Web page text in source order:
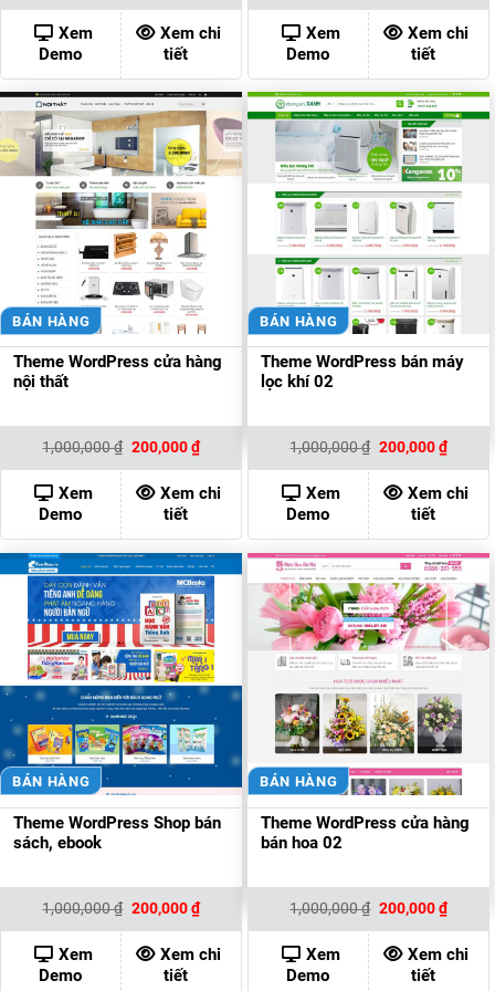
là:
1,000,000 ₫.
tại
là:
200,000 ₫.
Xem
Demo
Xem chi
tiết
là:
1,000,000 ₫.
tại
là:
Xem
Demo
Xem chi
tiết
BÁN HÀNG
Theme WordPress cửa hàng
nội thất
1,000,000₫ Giá
là:
1,000,000 ₫.
200,000₫Giá
hiện
tại
là:
200,000 ₫.
Xem
Demo
Xem chi
tiết
BÁN HÀNG
Theme WordPress bán máy
lọc khí 02
1,000,000₫ Giá
là:
1,000,000 ₫.
200,000₫Giá
hiện
tại
là:
Xem
Demo
Xem chi
tiết
BÁN HÀNG
Theme WordPress Shop bán
sách, ebook
1,000,000₫ Giá
là:
1,000,000 ₫.
200,000₫Giá
hiện
tại
là:
200,000 ₫.
Xem
Demo
Xem chi
tiết
BÁN HÀNG
Theme WordPress cửa hàng
bán hoa 02
1,000,000₫ Giá
là:
1,000,000 ₫.
200,000₫Giá
hiện
tại
là:
Xem
Demo
Xem chi
tiết